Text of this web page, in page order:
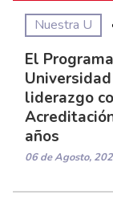
Nuestra U
El
liderazgo
años
06 de Agosto,